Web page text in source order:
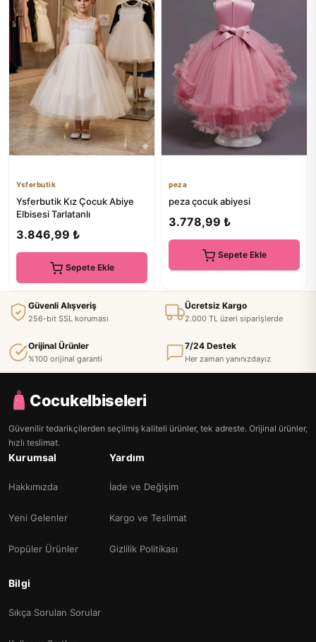
Ysferbutik
Ysferbutik Kız Çocuk Abiye
Elbisesi Tarlatanlı
3.846,99 ₺
Sepete Ekle
peza
peza çocuk abiyesi
3.778,99 ₺
Sepete Ekle
Güvenli Alışveriş
256-bit SSL koruması
Ücretsiz Kargo
2.000 TL üzeri siparişlerde
Orijinal Ürünler
%100 orijinal garanti
7/24 Destek
Her zaman yanınızdayız
Cocukelbiseleri
Güvenilir tedarikçilerden seçilmiş kaliteli ürünler, tek adreste. Orijinal ürünler,
hızlı teslimat.
Kurumsal
Hakkımızda
Yeni Gelenler
Popüler Ürünler
Yardım
İade ve Değişim
Kargo ve Teslimat
Gizlilik Politikası
Bilgi
Sıkça Sorulan Sorular